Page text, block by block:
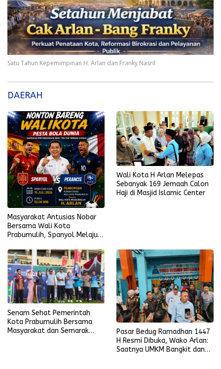
Satu Tahun Kepemimpinan H. Arlan dan Franky Nasril
DAERAH
Masyarakat Antusias Nobar
Bersama Wali Kota
Prabumulih, Spanyol Melaju
Wali Kota H Arlan Melepas
Sebanyak 169 Jemaah Calon
Haji di Masjid Islamic Center
Senam Sehat Pemerintah
Kota Prabumulih Bersama
Masyarakat dan Semarak
Pasar Bedug Ramadhan 1447
H Resmi Dibuka, Wako Arlan:
Saatnya UMKM Bangkit dan